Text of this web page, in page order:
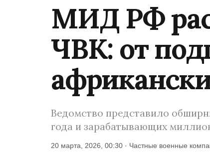
МИД РФ
ЧВК: от
Ведомство представило
года и зарабатывающих
20 марта, 2026, 00:30 · Частные военные